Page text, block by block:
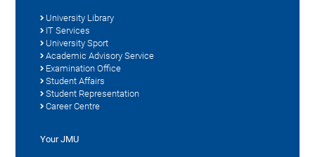
University Library
IT Services
University Sport
Academic Advisory Service
Examination Office
Student Affairs
Student Representation
Career Centre
Your JMU